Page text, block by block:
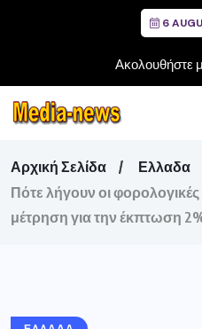
6
Ακολουθήστε
Αρχική Σελίδα
Ελλαδα
Πότε λήγουν οι
μέτρηση για την έκπτωση